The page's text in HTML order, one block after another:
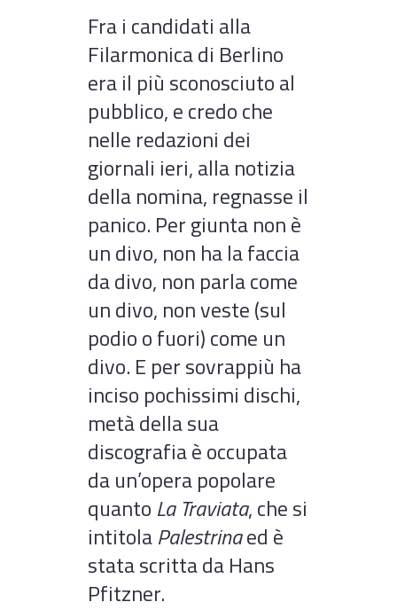
Fra i candidati alla
Filarmonica di Berlino
era il più sconosciuto al
pubblico, e credo che
nelle redazioni dei
giornali ieri, alla notizia
della nomina, regnasse il
panico. Per giunta non è
un divo, non ha la faccia
da divo, non parla come
un divo, non veste (sul
podio o fuori) come un
divo. E per sovrappiù ha
inciso pochissimi dischi,
metà della sua
discografia è occupata
da un’opera popolare
quanto La Traviata, che si
intitolaPalestrinaed è
stata scritta da Hans
Pfitzner.